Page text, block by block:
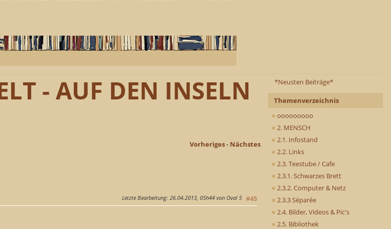
*Neusten Beiträge*
Themenverzeichnis
ooooooooo
2. MENSCH
2.1. Infostand
2.2. Links
2.3. Teestube / Cafe
2.3.1. Schwarzes Brett
2.3.2. Computer & Netz
2.3.3 Séparée
2.4. Bilder, Videos & Pic's
2.5. Bibliothek
- AUF DEN INSELN
Vorheriges- Nächstes
#45
Letzte Bearbeitung: 26.04.2013, 05h44 von Oval 5